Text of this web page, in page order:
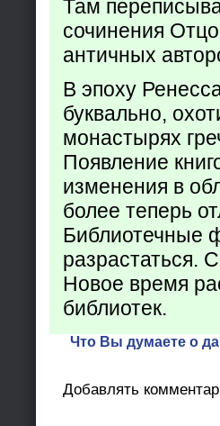
Там
сочинения
античных
В эпоху
буквально,
монастырях
Появление
изменения в
более теперь
Библиотечные
разрастаться.
Новое время
библиотек.
Что Вы думаете о
Добавлять